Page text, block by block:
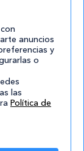
anuncios
y
o
las
Política de